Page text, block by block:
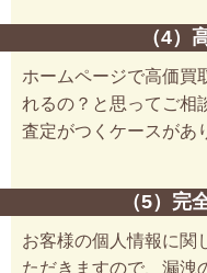
（4）
ホームページで高価買
れるの？と思ってご相
査定がつくケースがあ
（5）完
お客様の個人情報に関
ただきますので、漏洩